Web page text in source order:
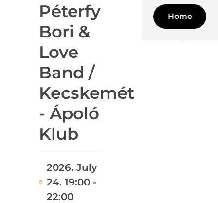
Péterfy
Bori &
Love
Band /
Kecskemét
- Ápoló
Klub
2026. July
24. 19:00 -
22:00
Home